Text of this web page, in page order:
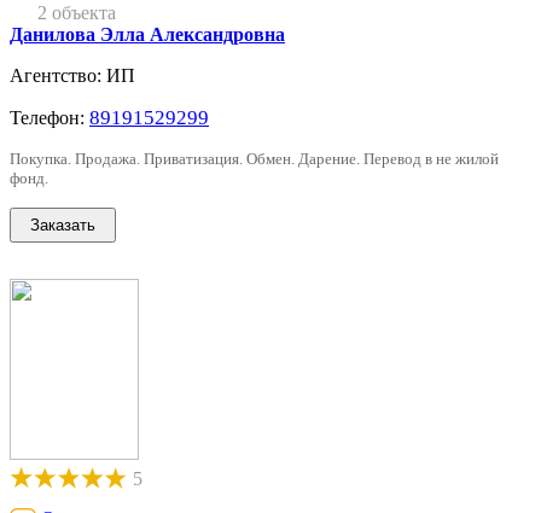
2 объекта
Данилова Элла Александровна
Агентство: ИП
Телефон: 89191529299
Покупка. Продажа. Приватизация. Обмен. Дарение. Перевод в не жилой
фонд.
5